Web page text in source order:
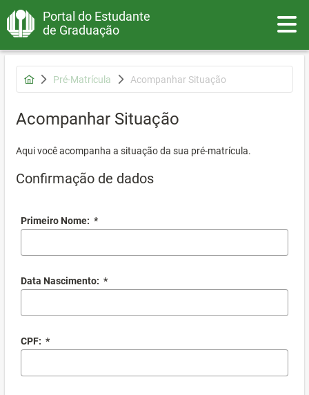
Portal do Estudante
de Graduação
Pré-Matrícula Acompanhar Situação
Acompanhar Situação
Aqui você acompanha a situação da sua pré-matrícula.
Confirmação de dados
Primeiro Nome: *
Data Nascimento: *
CPF: *